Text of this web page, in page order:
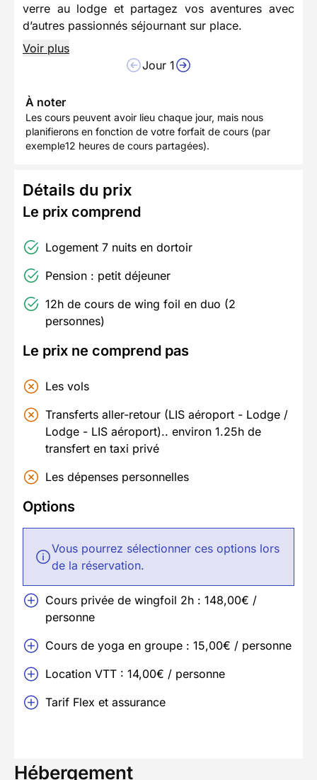
verre au lodge et partagez vos aventures avec
d’autres passionnés séjournant sur place.
Voir plus
Jour 1
À noter
Les cours peuvent avoir lieu chaque jour, mais nous
planifierons en fonction de votre forfait de cours (par
exemple12 heures de cours partagées).
Détails du prix
Le prix comprend
Logement 7 nuits en dortoir
Pension : petit déjeuner
12h de cours de wing foil en duo (2
personnes)
Le prix ne comprend pas
Les vols
Transferts aller-retour (LIS aéroport - Lodge /
Lodge - LIS aéroport).. environ 1.25h de
transfert en taxi privé
Les dépenses personnelles
Options
Vous pourrez sélectionner ces options lors
de la réservation.
Cours privée de wingfoil 2h : 148,00€ /
personne
Cours de yoga en groupe : 15,00€ / personne
Location VTT : 14,00€ / personne
Tarif Flex et assurance
Hébergement